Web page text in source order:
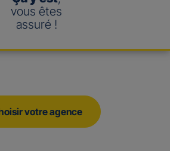
vous êtes
assuré !
votre agence